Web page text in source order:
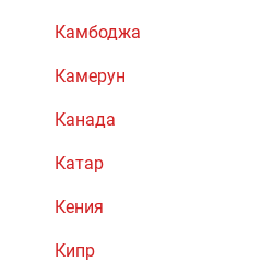
Камбоджа
Камерун
Канада
Катар
Кения
Кипр